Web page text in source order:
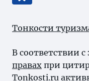
Тонкости
В соответствии
правах при
Tonkosti.ru